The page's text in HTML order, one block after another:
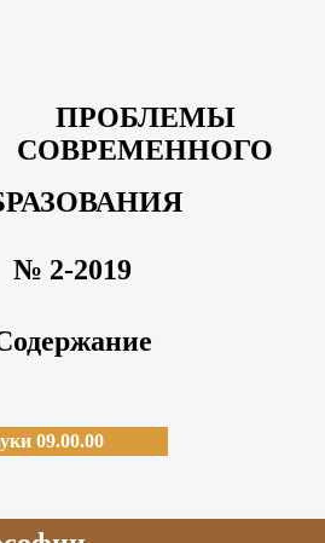
ПРОБЛЕМЫ
СОВРЕМЕННОГО
№ 2-2019
09.00.00